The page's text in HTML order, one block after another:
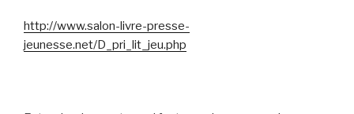
http://www.salon-livre-presse-
jeunesse.net/D_pri_lit_jeu.php